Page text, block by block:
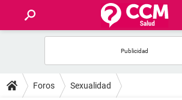
FOROS
Foros Sexualidad